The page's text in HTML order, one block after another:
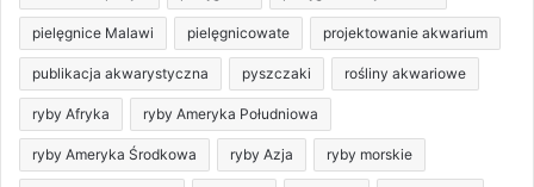
pielęgnice Malawi pielęgnicowate projektowanie akwarium
publikacja akwarystyczna pyszczaki rośliny akwariowe
ryby Afryka ryby Ameryka Południowa
ryby Ameryka Środkowa ryby Azja ryby morskie